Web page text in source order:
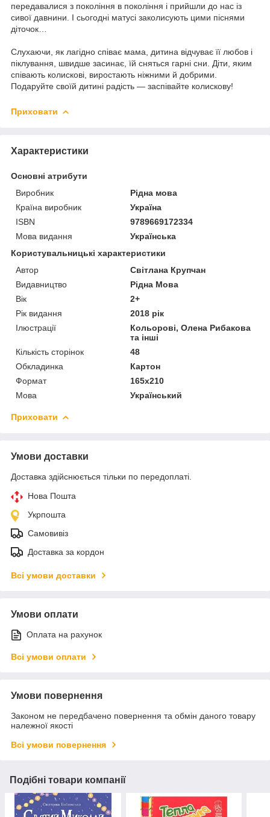
передавалися з покоління в покоління і прийшли до нас із
сивої давнини. І сьогодні матусі заколисують цими піснями
діточок…
Слухаючи, як лагідно співає мама, дитина відчуває її любов і
піклування, швидше засинає, їй сняться гарні сни. Діти, яким
співають колискові, виростають ніжними й добрими.
Подаруйте своїй дитині радість — заспівайте колискову!
Приховати
Характеристики
Основні атрибути
Виробник
Рідна мова
Країна виробник
Україна
ISBN
9789669172334
Мова видання
Українська
Користувальницькі характеристики
Автор
Світлана Крупчан
Видавництво
Рідна Мова
Вік
2+
Рік видання
2018 рік
Ілюстрації
Кольорові, Олена Рибакова
та інші
Кількість сторінок
48
Обкладинка
Картон
Формат
165х210
Мова
Український
Приховати
Умови доставки
Доставка здійснюється тільки по передоплаті.
Нова Пошта
Укрпошта
Самовивіз
Доставка за кордон
Всі умови доставки
Умови оплати
Оплата на рахунок
Всі умови оплати
Умови повернення
Законом не передбачено повернення та обмін даного товару
належної якості
Всі умови повернення
Подібні товари компанії